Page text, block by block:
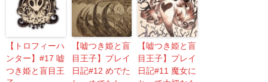
【トロフィーハ
ンター】#17 嘘
つき姫と盲目王
【嘘つき姫と盲
目王子】プレイ
日記#12 めでた
【嘘つき姫と盲
目王子】プレイ
日記#11 魔女に